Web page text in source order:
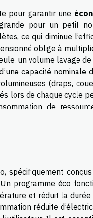
pour garantir une
pour un petit
ce qui diminue
oblige à
un volume lavage
capacité nominale
(draps,
lors de chaque cycle
de
spécifiquement
programme éco
et réduit la
réduite